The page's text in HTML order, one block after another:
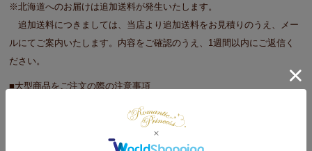
※北海道へのお届けは追加送料が発生いたします。
追加送料につきましては、当店より追加送料をお見積りのうえ、メー
ルにてご案内いたします。内容をご確認のうえ、1週間以内にご返信く
ださい。
■大型商品をご注文の際の注意事項
※重機やクレーンを使っての搬入は承っておりません。